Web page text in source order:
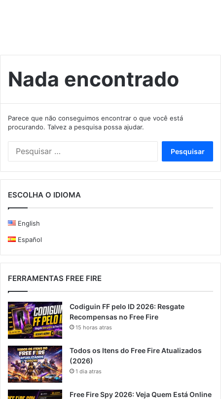
Nada encontrado
Parece que não conseguimos encontrar o que você está
procurando. Talvez a pesquisa possa ajudar.
ESCOLHA O IDIOMA
English
Español
FERRAMENTAS FREE FIRE
Codiguin FF pelo ID 2026: Resgate
Recompensas no Free Fire
15 horas atras
Todos os Itens do Free Fire Atualizados
(2026)
1 dia atras
Free Fire Spy 2026: Veja Quem Está Online